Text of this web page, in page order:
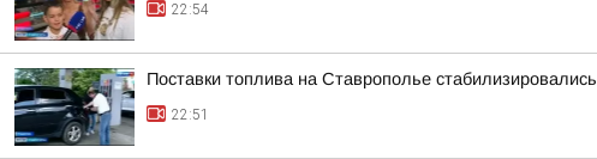
22:54
Поставки топлива на Ставрополье стабилизировались
22:51